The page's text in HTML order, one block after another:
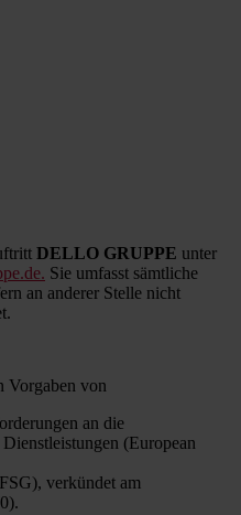
DELLO GRUPPE unter
Sie umfasst sämtliche
an anderer Stelle nicht
Vorgaben von
an die
(European
verkündet am